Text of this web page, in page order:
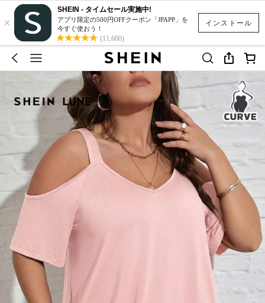
インストール
×
SHEIN - タイムセール実施中!
アプリ限定の500円OFFクーポン「JPAPP」を
今すぐ使おう！
(11,600)